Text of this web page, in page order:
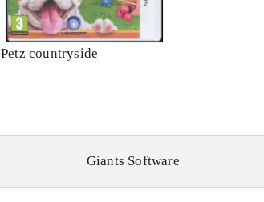
Petz countryside
Giants Software